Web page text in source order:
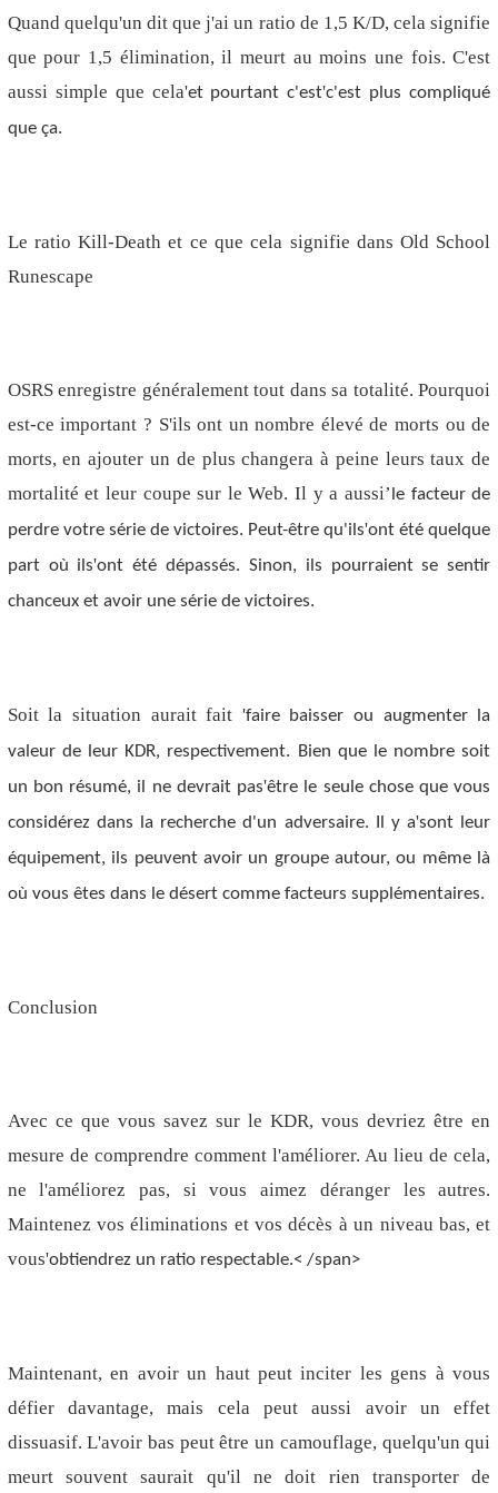
Quand quelqu'un dit que j'ai un ratio de 1,5 K/D, cela signifie
que pour 1,5 élimination, il meurt au moins une fois. C'est
aussi simple que cela'et pourtant c'est'c'est plus compliqué
que ça.
Le ratio Kill-Death et ce que cela signifie dans Old School
Runescape
OSRS enregistre généralement tout dans sa totalité. Pourquoi
est-ce important ? S'ils ont un nombre élevé de morts ou de
morts, en ajouter un de plus changera à peine leurs taux de
mortalité et leur coupe sur le Web. Il y a aussi’ le facteur de
perdre votre série de victoires. Peut-être qu'ils'ont été quelque
part où ils'ont été dépassés. Sinon, ils pourraient se sentir
chanceux et avoir une série de victoires.
Soit la situation aurait fait 'faire baisser ou augmenter la
valeur de leur KDR, respectivement. Bien que le nombre soit
un bon résumé, il ne devrait pas'être le seule chose que vous
considérez dans la recherche d'un adversaire. Il y a'sont leur
équipement, ils peuvent avoir un groupe autour, ou même là
où vous êtes dans le désert comme facteurs supplémentaires.
Conclusion
Avec ce que vous savez sur le KDR, vous devriez être en
mesure de comprendre comment l'améliorer. Au lieu de cela,
ne l'améliorez pas, si vous aimez déranger les autres.
Maintenez vos éliminations et vos décès à un niveau bas, et
vous'obtiendrez un ratio respectable.< /span>
Maintenant, en avoir un haut peut inciter les gens à vous
défier davantage, mais cela peut aussi avoir un effet
dissuasif. L'avoir bas peut être un camouflage, quelqu'un qui
meurt souvent saurait qu'il ne doit rien transporter de